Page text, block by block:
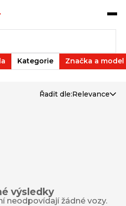
Kategorie Značka a model
Řadit dle:Relevance
výsledky
neodpovídají žádné vozy.